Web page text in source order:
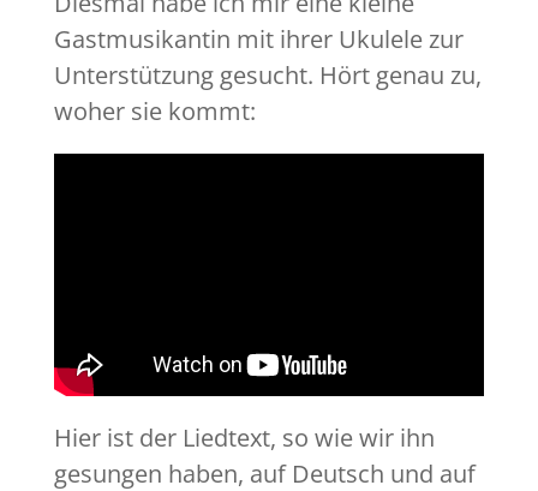
Gastmusikantin mit ihrer Ukulele zur
Unterstützung gesucht. Hört genau zu,
woher sie kommt:
Hier ist der Liedtext, so wie wir ihn
gesungen haben, auf Deutsch und auf